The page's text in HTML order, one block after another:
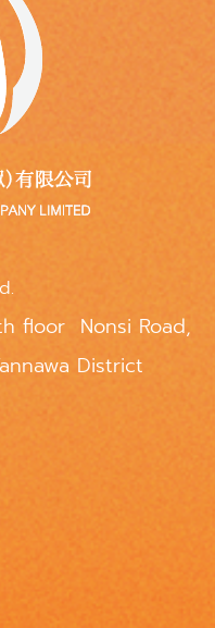
floor Nonsi Road,
District